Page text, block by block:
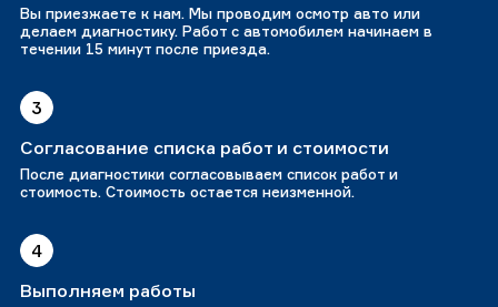
Вы приезжаете к нам. Мы проводим осмотр авто или
делаем диагностику. Работ с автомобилем начинаем в
течении 15 минут после приезда.
3
Согласование списка работ и стоимости
После диагностики согласовываем список работ и
стоимость. Стоимость остается неизменной.
4
Выполняем работы